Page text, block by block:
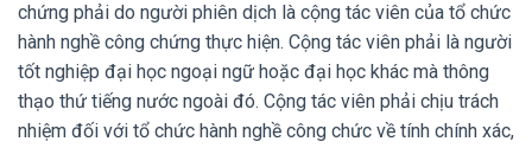
chứng phải do người phiên dịch là cộng tác viên của tổ chức
hành nghề công chứng thực hiện. Cộng tác viên phải là người
tốt nghiệp đại học ngoại ngữ hoặc đại học khác mà thông
thạo thứ tiếng nước ngoài đó. Cộng tác viên phải chịu trách
nhiệm đối với tổ chức hành nghề công chức về tính chính xác,